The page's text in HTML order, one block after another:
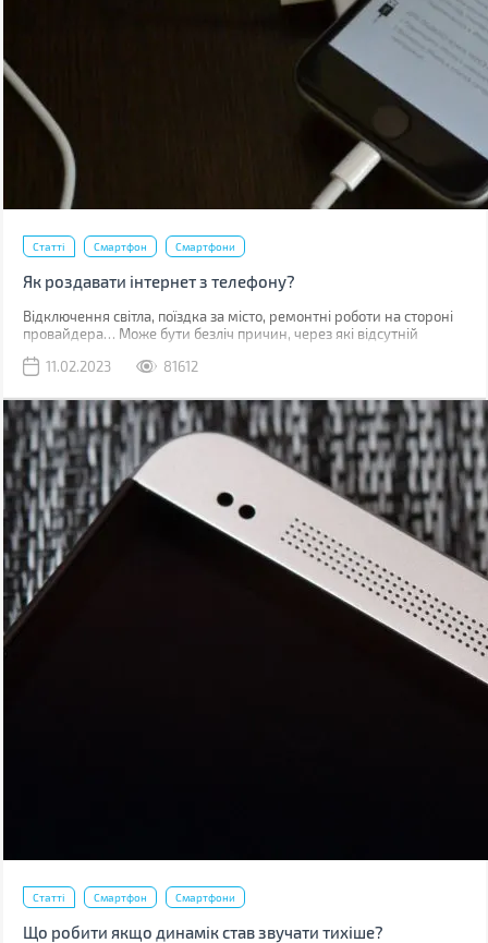
Статті Смартфон Смартфони
Як роздавати інтернет з телефону?
Відключення світла, поїздка за місто, ремонтні роботи на стороні
провайдера… Може бути безліч причин, через які відсутній
мобільна мережа, звичайно, якщо ви знаходитесь у зоні її
11.02.2023 81612
Статті Смартфон Смартфони
Що робити якщо динамік став звучати тихіше?